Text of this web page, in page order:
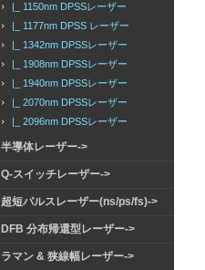
|_ 1150nm DPSSレーザー
|_ 1177nm DPSS レーザー
|_ 1342nm DPSSレーザー
|_ 1908nm DPSSレーザー
|_ 1940nm DPSSレーザー
|_ 2070nm DPSSレーザー
|_ 2096nm DPSSレーザー
半導体レーザー->
Q-スイッチレーザー->
超短パルスレーザー(ns/ps/fs)->
DFB 分布帰還型レーザー->
ラマン & 狭線幅レーザー->